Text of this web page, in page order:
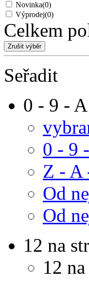
Novinka(0)
Výprodej(0)
Celkem
Seřadit
0 - 9 -
0 - 9
Z - A
Od
Od
12 na
12